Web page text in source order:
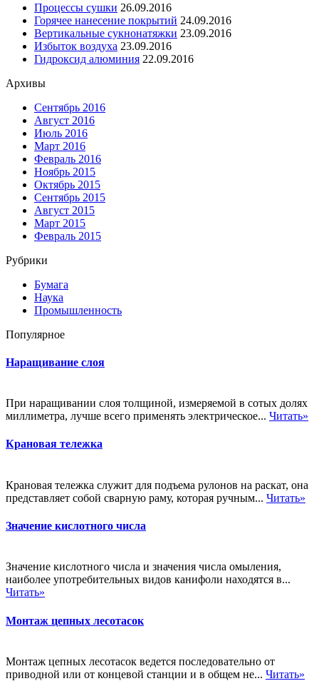
Процессы сушки 26.09.2016
Горячее нанесение покрытий 24.09.2016
Вертикальные сукнонатяжки 23.09.2016
Избыток воздуха 23.09.2016
Гидроксид алюминия 22.09.2016
Архивы
Сентябрь 2016
Август 2016
Июль 2016
Март 2016
Февраль 2016
Ноябрь 2015
Октябрь 2015
Сентябрь 2015
Август 2015
Март 2015
Февраль 2015
Рубрики
Бумага
Наука
Промышленность
Популярное
Наращивание слоя
При наращивании слоя толщиной, измеряемой в сотых долях
миллиметра, лучше всего применять электрическое... Читать»
Крановая тележка
Крановая тележка служит для подъема рулонов на раскат, она
представляет собой сварную раму, которая ручным... Читать»
Значение кислотного числа
Значение кислотного числа и значения числа омыления,
наиболее употребительных видов канифоли находятся в...
Читать»
Монтаж цепных лесотасок
Монтаж цепных лесотасок ведется последовательно от
приводной или от концевой станции и в общем не... Читать»